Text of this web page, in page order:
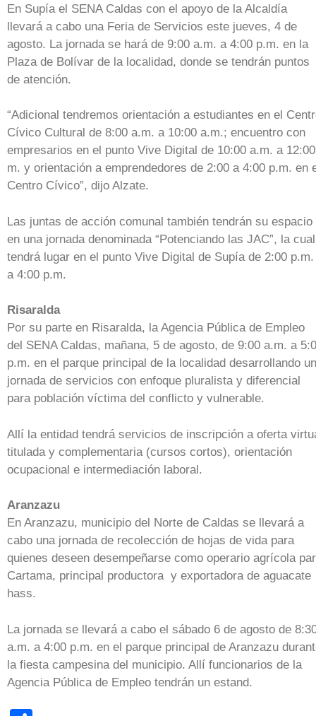
En Supía el SENA Caldas con el apoyo de la Alcaldía
llevará a cabo una Feria de Servicios este jueves, 4 de
agosto. La jornada se hará de 9:00 a.m. a 4:00 p.m. en la
Plaza de Bolívar de la localidad, donde se tendrán puntos
de atención.
“Adicional tendremos orientación a estudiantes en el
Cívico Cultural de 8:00 a.m. a 10:00 a.m.; encuentro con
empresarios en el punto Vive Digital de 10:00 a.m. a 12:00
m. y orientación a emprendedores de 2:00 a 4:00 p.m. en
Centro Cívico”, dijo Alzate.
Las juntas de acción comunal también tendrán su espacio
en una jornada denominada “Potenciando las JAC”, la cual
tendrá lugar en el punto Vive Digital de Supía de 2:00 p.m.
a 4:00 p.m.
Risaralda
Por su parte en Risaralda, la Agencia Pública de Empleo
del SENA Caldas, mañana, 5 de agosto, de 9:00 a.m. a
p.m. en el parque principal de la localidad desarrollando
jornada de servicios con enfoque pluralista y diferencial
para población víctima del conflicto y vulnerable.
Allí la entidad tendrá servicios de inscripción a oferta
titulada y complementaria (cursos cortos), orientación
ocupacional e intermediación laboral.
Aranzazu
En Aranzazu, municipio del Norte de Caldas se llevará a
cabo una jornada de recolección de hojas de vida para
quienes deseen desempeñarse como operario agrícola
Cartama, principal productora y exportadora de aguacate
hass.
La jornada se llevará a cabo el sábado 6 de agosto de
a.m. a 4:00 p.m. en el parque principal de Aranzazu
la fiesta campesina del municipio. Allí funcionarios de la
Agencia Pública de Empleo tendrán un estand.